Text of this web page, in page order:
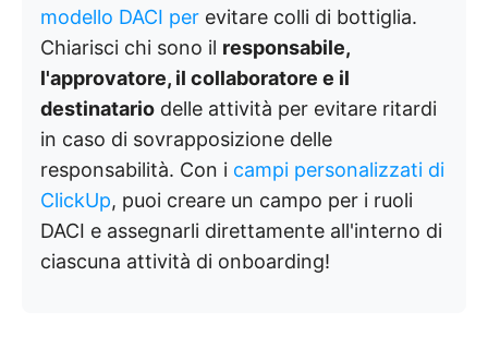
modello DACI per evitare colli di bottiglia.
Chiarisci chi sono il responsabile,
l'approvatore, il collaboratore e il
destinatario delle attività per evitare ritardi
in caso di sovrapposizione delle
responsabilità. Con i campi personalizzati di
ClickUp, puoi creare un campo per i ruoli
DACI e assegnarli direttamente all'interno di
ciascuna attività di onboarding!